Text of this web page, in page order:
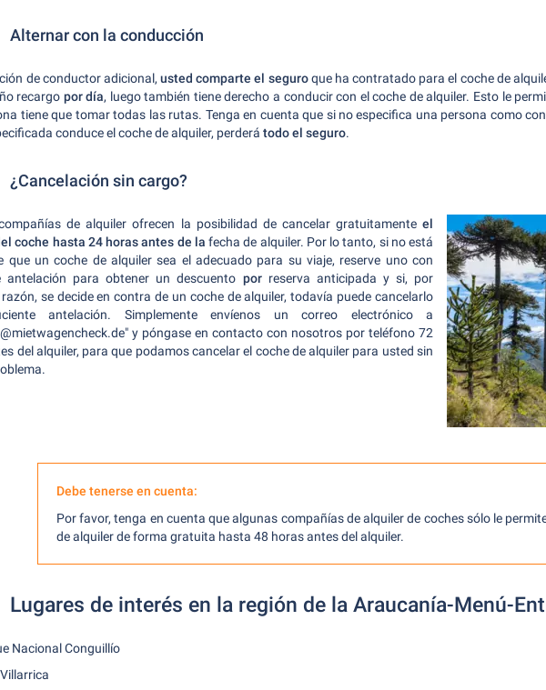
Alternar con la conducción
de conductor adicional,usted comparte el seguroque ha contratado para el coche de
recargo por día, luego también tiene derecho a conducir con el coche de alquiler. Esto le
tiene que tomar todas las rutas. Tenga en cuenta que si no especifica una persona como
conduce el coche de alquiler, perderá todo el seguro.
¿Cancelación sin cargo?
de alquiler ofrecen la posibilidad de cancelar gratuitamente el
coche hasta 24 horas antes de la fecha de alquiler. Por lo tanto, si no está
que un coche de alquiler sea el adecuado para su viaje, reserve uno con
antelación para obtener un descuento porreserva anticipada y si, por
se decide en contra de un coche de alquiler, todavía puede cancelarlo
antelación. Simplemente envíenos un correo electrónico a
y póngase en contacto con nosotros por teléfono 72
del alquiler, para que podamos cancelar el coche de alquiler para usted sin
Debe tenerse en cuenta:
Por favor, tenga en cuenta que algunas compañías de alquiler de coches sólo le
de alquiler de forma gratuita hasta 48 horas antes del alquiler.
Lugares de interés en la región de la Araucanía-Menú-
Nacional Conguillío